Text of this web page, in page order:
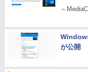
～
が公開